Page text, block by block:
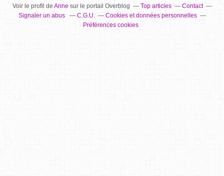
Voir le profil de Annesur le portail Overblog Top articles
Contact
Signaler un abus
C.G.U.
Cookies et données personnelles
Préférences cookies